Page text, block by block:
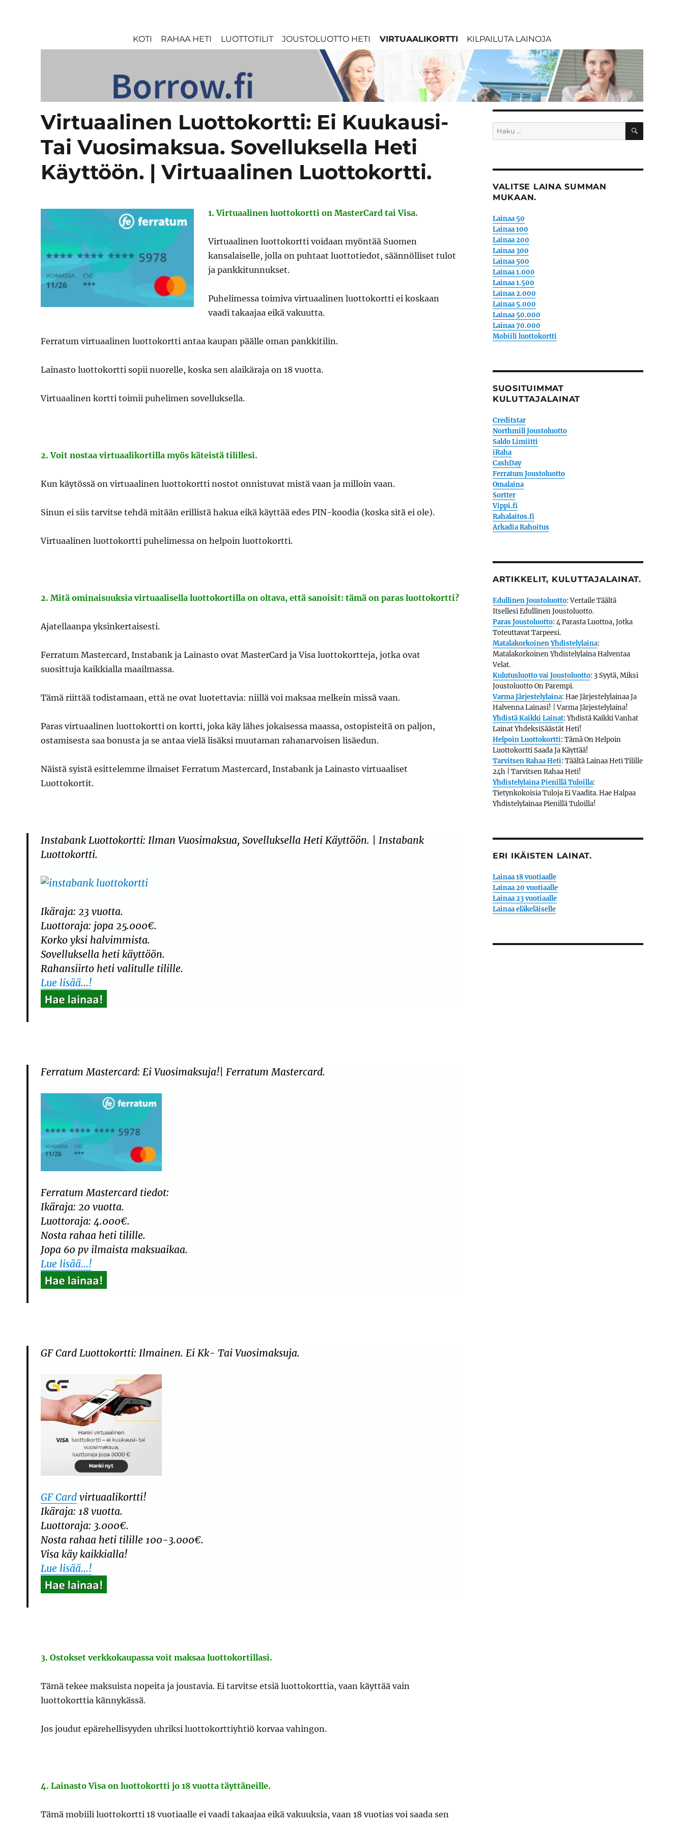
KOTI RAHAA HETI LUOTTOTILIT JOUSTOLUOTTO HETI VIRTUAALIKORTTI KILPAILUTA LAINOJA
Virtuaalinen Luottokortti: Ei Kuukausi-
Tai Vuosimaksua. Sovelluksella Heti
Käyttöön. | Virtuaalinen Luottokortti.
1. Virtuaalinen luottokortti on MasterCard tai Visa.
Virtuaalinen luottokortti voidaan myöntää Suomen
kansalaiselle, jolla on puhtaat luottotiedot, säännölliset tulot
ja pankkitunnukset.
Puhelimessa toimiva virtuaalinen luottokortti ei koskaan
vaadi takaajaa eikä vakuutta.
Ferratum virtuaalinen luottokortti antaa kaupan päälle oman pankkitilin.
Lainasto luottokortti sopii nuorelle, koska sen alaikäraja on 18 vuotta.
Virtuaalinen kortti toimii puhelimen sovelluksella.
2. Voit nostaa virtuaalikortilla myös käteistä tilillesi.
Kun käytössä on virtuaalinen luottokortti nostot onnistuvat mistä vaan ja milloin vaan.
Sinun ei siis tarvitse tehdä mitään erillistä hakua eikä käyttää edes PIN-koodia (koska sitä ei ole).
Virtuaalinen luottokortti puhelimessa on helpoin luottokortti.
2. Mitä ominaisuuksia virtuaalisella luottokortilla on oltava, että sanoisit: tämä on paras luottokortti?
Ajatellaanpa yksinkertaisesti.
Ferratum Mastercard, Instabank ja Lainasto ovat MasterCard ja Visa luottokortteja, jotka ovat
suosittuja kaikkialla maailmassa.
Tämä riittää todistamaan, että ne ovat luotettavia: niillä voi maksaa melkein missä vaan.
Paras virtuaalinen luottokortti on kortti, joka käy lähes jokaisessa maassa, ostopisteitä on paljon,
ostamisesta saa bonusta ja se antaa vielä lisäksi muutaman rahanarvoisen lisäedun.
Näistä syistä esittelemme ilmaiset Ferratum Mastercard, Instabank ja Lainasto virtuaaliset
Luottokortit.
Instabank Luottokortti: Ilman Vuosimaksua, Sovelluksella Heti Käyttöön. | Instabank
Luottokortti.
Ikäraja: 23 vuotta.
Luottoraja: jopa 25.000€.
Korko yksi halvimmista.
Sovelluksella heti käyttöön.
Rahansiirto heti valitulle tilille.
Lue lisää…!
Ferratum Mastercard: Ei Vuosimaksuja!| Ferratum Mastercard.
Ferratum Mastercard tiedot:
Ikäraja: 20 vuotta.
Luottoraja: 4.000€.
Nosta rahaa heti tilille.
Jopa 60 pv ilmaista maksuaikaa.
Lue lisää…!
GF Card Luottokortti: Ilmainen. Ei Kk- Tai Vuosimaksuja.
GF Card virtuaalikortti!
Ikäraja: 18 vuotta.
Luottoraja: 3.000€.
Nosta rahaa heti tilille 100-3.000€.
Visa käy kaikkialla!
Lue lisää…!
3. Ostokset verkkokaupassa voit maksaa luottokortillasi.
Tämä tekee maksuista nopeita ja joustavia. Ei tarvitse etsiä luottokorttia, vaan käyttää vain
luottokorttia kännykässä.
Jos joudut epärehellisyyden uhriksi luottokorttiyhtiö korvaa vahingon.
4. Lainasto Visa on luottokortti jo 18 vuotta täyttäneille.
Tämä mobiili luottokortti 18 vuotiaalle ei vaadi takaajaa eikä vakuuksia, vaan 18 vuotias voi saada sen
Etsi: HAKU
VALITSE LAINA SUMMAN
MUKAAN.
Lainaa 50
Lainaa 100
Lainaa 200
Lainaa 300
Lainaa 500
Lainaa 1.000
Lainaa 1.500
Lainaa 2.000
Lainaa 5.000
Lainaa 50.000
Lainaa 70.000
Mobiili luottokortti
SUOSITUIMMAT
KULUTTAJALAINAT
Creditstar
Northmill Joustoluotto
Saldo Limiitti
iRaha
CashDay
Ferratum Joustoluotto
Omalaina
Sortter
Vippi.fi
Rahalaitos.fi
Arkadia Rahoitus
ARTIKKELIT, KULUTTAJALAINAT.
Edullinen Joustoluotto: Vertaile Täältä
Itsellesi Edullinen Joustoluotto.
Paras Joustoluotto: 4 Parasta Luottoa, Jotka
Toteuttavat Tarpeesi.
Matalakorkoinen Yhdistelylaina:
Matalakorkoinen Yhdistelylaina Halventaa
Velat.
Kulutusluotto vai Joustoluotto: 3 Syytä, Miksi
Joustoluotto On Parempi.
Varma Järjestelylaina: Hae Järjestelylainaa Ja
Halvenna Lainasi! | Varma Järjestelylaina!
Yhdistä Kaikki Lainat: Yhdistä Kaikki Vanhat
Lainat YhdeksiSäästät Heti!
Helpoin Luottokortti: Tämä On Helpoin
Luottokortti Saada Ja Käyttää!
Tarvitsen Rahaa Heti: Täältä Lainaa Heti Tilille
24h | Tarvitsen Rahaa Heti!
Yhdistelylaina Pienillä Tuloilla:
Tietynkokoisia Tuloja Ei Vaadita. Hae Halpaa
Yhdistelylainaa Pienillä Tuloilla!
ERI IKÄISTEN LAINAT.
Lainaa 18 vuotiaalle
Lainaa 20 vuotiaalle
Lainaa 23 vuotiaalle
Lainaa eläkeläiselle